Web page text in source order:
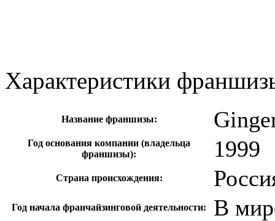
Характеристики
Название франшизы:
Год основания компании (владельца
франшизы):
1999
Страна происхождения:
Год начала франчайзинговой деятельности: В